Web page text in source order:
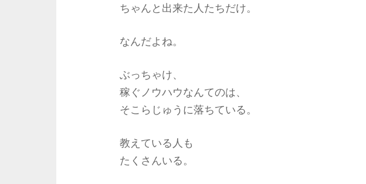
ちゃんと出来た人たちだけ。
なんだよね。
ぶっちゃけ、
稼ぐノウハウなんてのは、
そこらじゅうに落ちている。
教えている人も
たくさんいる。